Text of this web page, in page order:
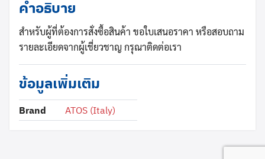
for:
คำอธิบาย
สำหรับผู้ที่ต้องการสั่งซื้อสินค้า ขอใบเสนอราคา หรือสอบถาม
รายละเอียดจากผู้เชี่ยวชาญ กรุณาติดต่อเรา
ข้อมูลเพิ่มเติม
Brand ATOS (Italy)